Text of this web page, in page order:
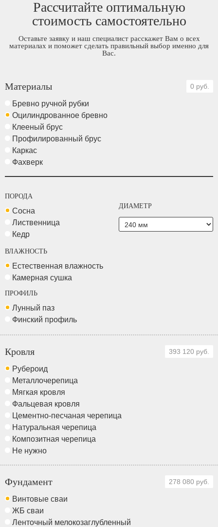
Рассчитайте оптимальную
стоимость самостоятельно
Оставьте заявку и наш специалист расскажет Вам о всех
материалах и поможет сделать правильный выбор именно для
Вас.
Материалы 0 руб.
Бревно ручной рубки
Оцилиндрованное бревно
Клееный брус
Профилированный брус
Каркас
Фахверк
ПОРОДА
Сосна
Лиственница
Кедр
ДИАМЕТР
ВЛАЖНОСТЬ
Естественная влажность
Камерная сушка
ПРОФИЛЬ
Лунный паз
Финский профиль
Кровля 393 120 руб.
Рубероид
Металлочерепица
Мягкая кровля
Фальцевая кровля
Цементно-песчаная черепица
Натуральная черепица
Композитная черепица
Не нужно
Фундамент 278 080 руб.
Винтовые сваи
ЖБ сваи
Ленточный мелокозаглубленный